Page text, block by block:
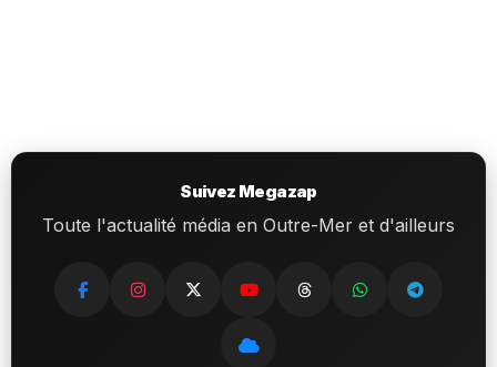
Suivez Megazap
Toute l'actualité média en Outre-Mer et d'ailleurs